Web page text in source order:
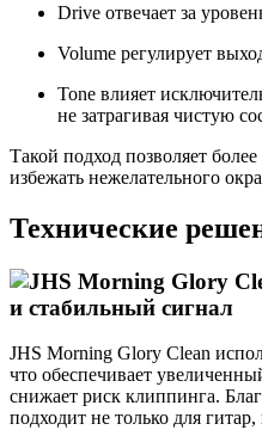
Drive отвечает за
Volume регулирует
Tone влияет
не затрагивая чистую
Такой подход позволяет
избежать нежелательного
Технические
и стабильный сигнал
JHS Morning Glory Clean
что обеспечивает
снижает риск клиппинга.
подходит не только для